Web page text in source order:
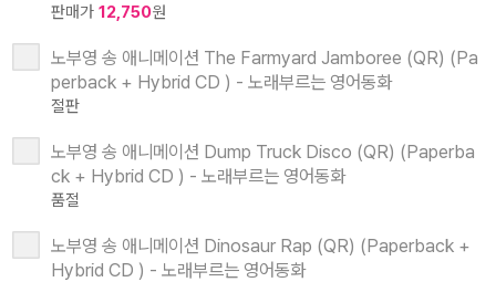
판매가 12,750원
노부영 송 애니메이션 The Farmyard Jamboree (QR) (Pa
perback + Hybrid CD ) - 노래부르는 영어동화
절판
노부영 송 애니메이션 Dump Truck Disco (QR) (Paperba
ck + Hybrid CD ) - 노래부르는 영어동화
품절
노부영 송 애니메이션 Dinosaur Rap (QR) (Paperback +
Hybrid CD ) - 노래부르는 영어동화